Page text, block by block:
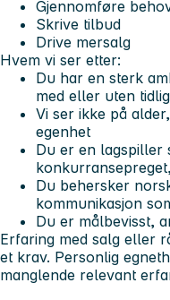
Gjennomføre
Skrive tilbud
Drive mersalg
Hvem vi ser etter:
Du har en sterk
med eller uten
Vi ser ikke på
egenhet
Du er en lagspiller
Du behersker
kommunikasjon
Du er målbevisst,
Erfaring med salg eller
et krav. Personlig
manglende relevant